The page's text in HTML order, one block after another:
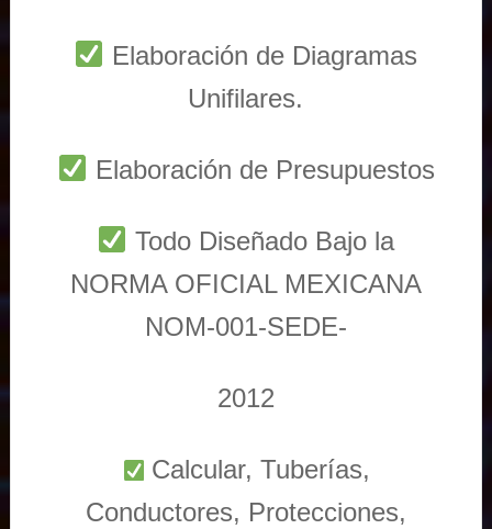
Elaboración de Diagramas
Unifilares.
Elaboración de Presupuestos
Todo Diseñado Bajo la
NORMA OFICIAL MEXICANA
NOM-001-SEDE-
2012
Calcular, Tuberías,
Conductores, Protecciones,